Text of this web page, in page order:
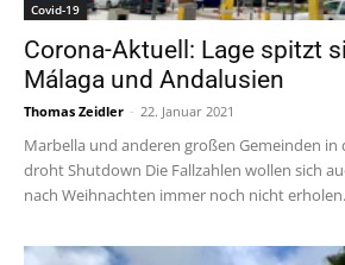
Covid-19
Corona-Aktuell: Lage spitzt
Málaga und Andalusien
Thomas Zeidler - 22. Januar 2021
Marbella und anderen großen Gemeinden in
droht Shutdown Die Fallzahlen wollen sich
nach Weihnachten immer noch nicht